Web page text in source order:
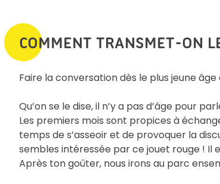
COMMENT TRANSMET-ON
Faire la conversation dès le plus jeune
Qu’on se le dise, il n’y a pas d’âge pour
Les premiers mois sont propices à
temps de s’asseoir et de provoquer la
sembles intéressée par ce jouet rouge ! Il
Après ton goûter, nous irons au parc